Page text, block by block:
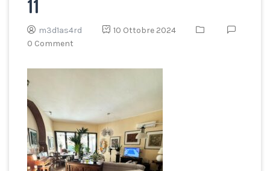
11
m3d1as4rd
10 Ottobre 2024
0 Comment